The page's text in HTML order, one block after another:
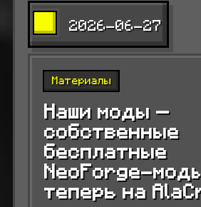
2026-06-27
Материалы
Наши моды —
собственные
бесплатные
NeoForge-
теперь на